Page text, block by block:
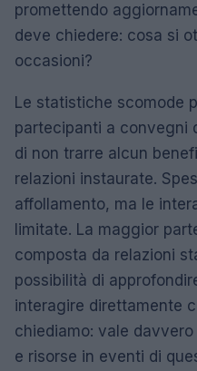
promettendo
deve chiedere: cosa si
occasioni?
Le statistiche scomode
partecipanti a convegni
di non trarre alcun
relazioni instaurate.
affollamento, ma le
limitate. La maggior
composta da relazioni
possibilità di
interagire direttamente
chiediamo: vale
e risorse in eventi di